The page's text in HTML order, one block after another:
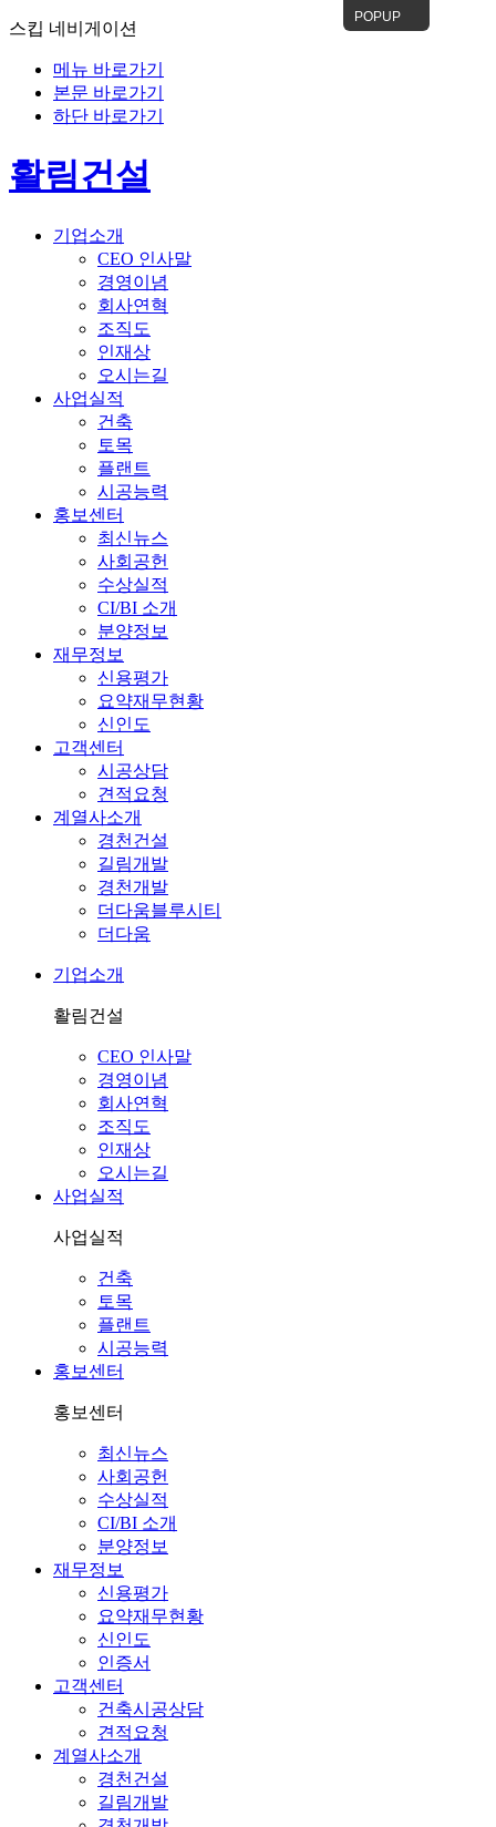
스킵 네비게이션
메뉴 바로가기
본문 바로가기
하단 바로가기
POPUP
활림건설
기업소개
CEO 인사말
경영이념
회사연혁
조직도
인재상
오시는길
사업실적
건축
토목
플랜트
시공능력
홍보센터
최신뉴스
사회공헌
수상실적
CI/BI 소개
분양정보
재무정보
신용평가
요약재무현황
신인도
고객센터
시공상담
견적요청
계열사소개
경천건설
길림개발
경천개발
더다움블루시티
더다움
기업소개
활림건설
CEO 인사말
경영이념
회사연혁
조직도
인재상
오시는길
사업실적
사업실적
건축
토목
플랜트
시공능력
홍보센터
홍보센터
최신뉴스
사회공헌
수상실적
CI/BI 소개
분양정보
재무정보
신용평가
요약재무현황
신인도
인증서
고객센터
건축시공상담
견적요청
계열사소개
경천건설
길림개발